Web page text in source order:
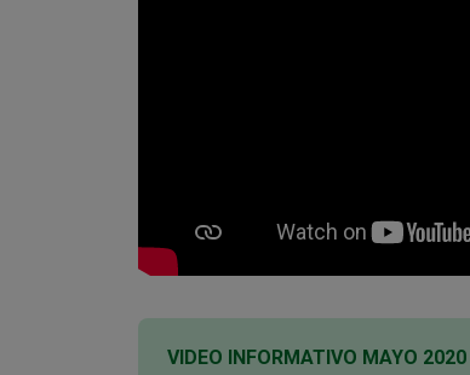
VIDEO INFORMATIVO MAYO 2020